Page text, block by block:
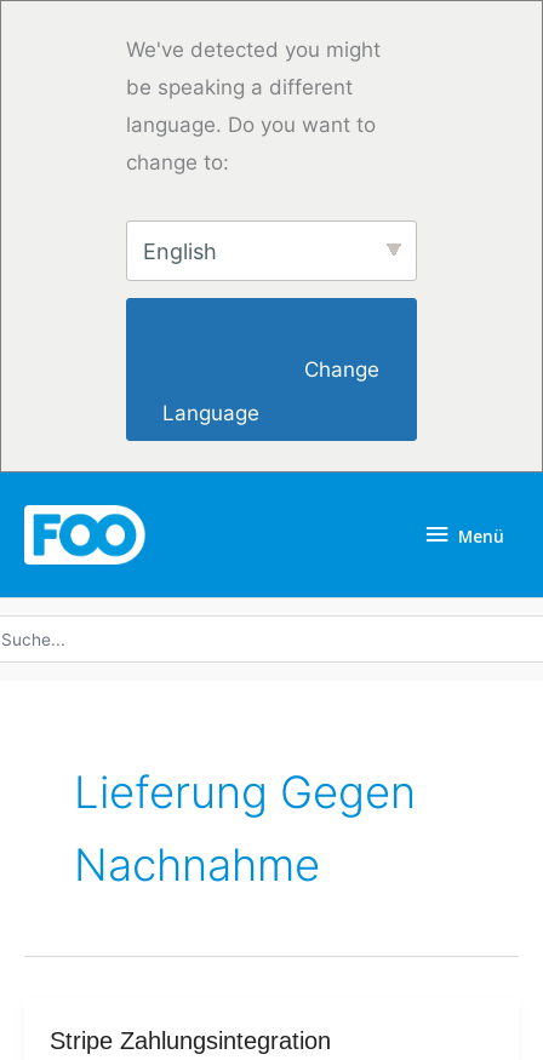
We've detected you might
be speaking a different
language. Do you want to
change to:
English
Language
Menü
Lieferung Gegen
Nachnahme
Stripe Zahlungsintegration
Stripe